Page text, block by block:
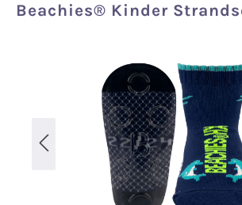
Beachies® Kinder
Bildergalerie überspringen